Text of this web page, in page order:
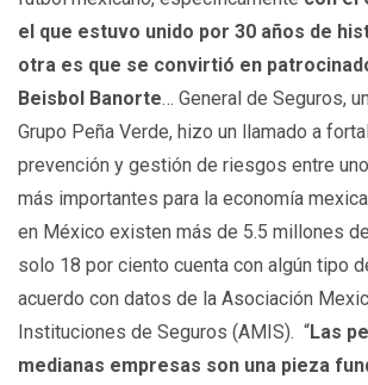
el que estuvo unido por 30 años de
otra es que se convirtió en
Beisbol Banorte… General de Seguros,
Grupo Peña Verde, hizo un llamado a
prevención y gestión de riesgos entre
más importantes para la economía
en México existen más de 5.5 millones
solo 18 por ciento cuenta con algún tipo
acuerdo con datos de la Asociación
Instituciones de Seguros (AMIS). “Las
medianas empresas son una pieza